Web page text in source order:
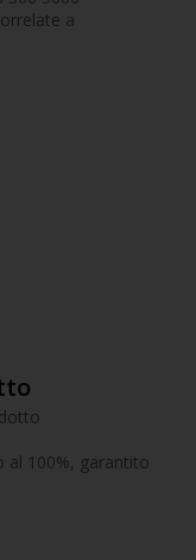
a
al 100%, garantito